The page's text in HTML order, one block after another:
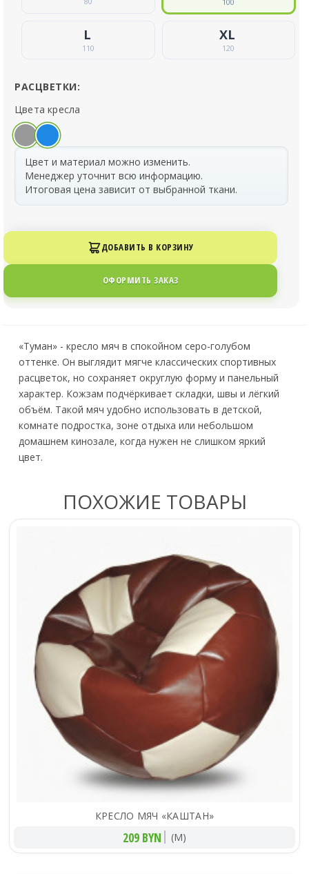
110 120
РАСЦВЕТКИ:
Цвета кресла
Цвет и материал можно изменить.
Менеджер уточнит всю информацию.
Итоговая цена зависит от выбранной ткани.
ДОБАВИТЬ В КОРЗИНУ
ОФОРМИТЬ ЗАКАЗ
«Туман» - кресло мяч в спокойном серо-голубом
оттенке. Он выглядит мягче классических спортивных
расцветок, но сохраняет округлую форму и панельный
характер. Кожзам подчёркивает складки, швы и лёгкий
объём. Такой мяч удобно использовать в детской,
комнате подростка, зоне отдыха или небольшом
домашнем кинозале, когда нужен не слишком яркий
цвет.
ПОХОЖИЕ ТОВАРЫ
КРЕСЛО МЯЧ «КАШТАН»
209 BYN (M)